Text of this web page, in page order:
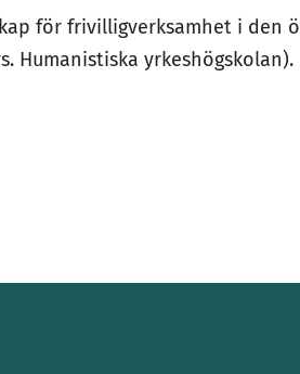
för frivilligverksamhet i den
Humanistiska yrkeshögskolan).